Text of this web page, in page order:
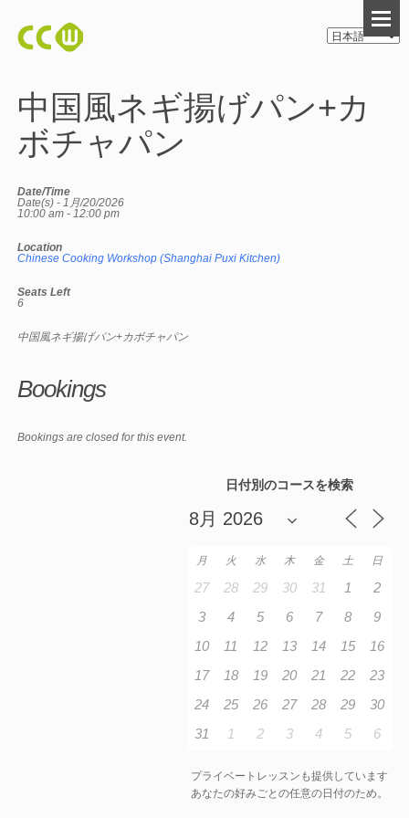
中国風ネギ揚げパン+カ
ボチャパン
Date/Time
Date(s) - 1月/20/2026
10:00 am - 12:00 pm
Location
Chinese Cooking Workshop (Shanghai Puxi Kitchen)
Seats Left
6
中国風ネギ揚げパン+カボチャパン
Bookings
Bookings are closed for this event.
日付別のコースを検索
月 火 水 木 金 土 日
27 28 29 30 31 1
2
3
4 5 6 7 8
9
10
11 12 13 14 15
16
17
18 19 20 21 22
23
24
25 26 27 28 29
30
31
1 2 3 4 5 6
プライベートレッスンも提供しています
あなたの好みごとの任意の日付のため。